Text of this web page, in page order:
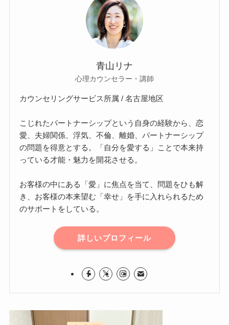
青山リナ
心理カウンセラー・講師
カウンセリングサービス所属 / 名古屋地区
こじれたパートナーシップという自身の経験から、恋
愛、夫婦関係、浮気、不倫、離婚、パートナーシップ
の問題を得意とする。「自分を愛する」ことで本来持
っている才能・魅力を開花させる。
お客様の中にある「愛」に焦点を当て、問題をひも解
き、お客様の本来望む「幸せ」を手に入れられるため
のサポートをしている。
詳しいプロフィール